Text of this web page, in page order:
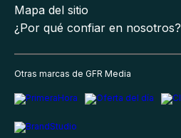
Mapa del sitio
¿Por qué confiar en nosotros?
Otras marcas de GFR Media